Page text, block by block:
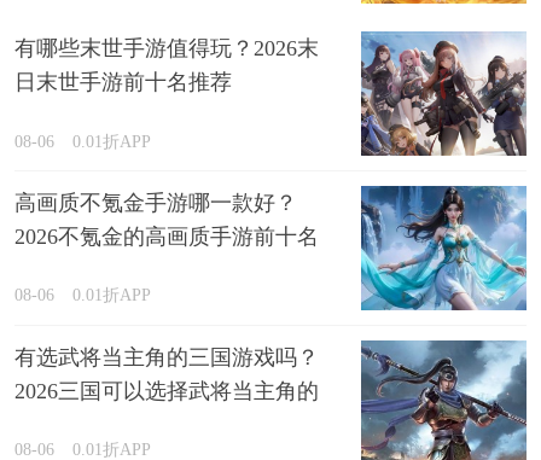
有哪些末世手游值得玩？2026末
日末世手游前十名推荐
08-06 0.01折APP
高画质不氪金手游哪一款好？
2026不氪金的高画质手游前十名
08-06 0.01折APP
有选武将当主角的三国游戏吗？
2026三国可以选择武将当主角的
08-06 0.01折APP